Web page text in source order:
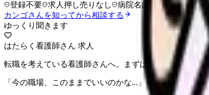
登録不要 求人押し売りなし
病院名は入力不要
カンゴさんを知ってから相談する
ゆっくり聞きます
はたらく看護師さん 求人
転職を考えている看護師さんへ。まずは希望条件を整理
「今の職場、このままでいいのかな...」そう感じたら